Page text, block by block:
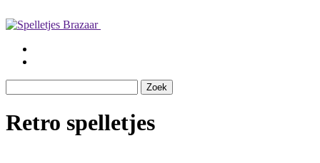
Retro spelletjes